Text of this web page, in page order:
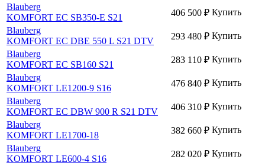
Blauberg
KOMFORT EC SB350-E S21
406 500 ₽ Купить
Blauberg
KOMFORT EC DBE 550 L S21 DTV
293 480 ₽ Купить
Blauberg
KOMFORT EC SB160 S21
283 110 ₽ Купить
Blauberg
KOMFORT LE1200-9 S16
476 840 ₽ Купить
Blauberg
KOMFORT EC DBW 900 R S21 DTV
406 310 ₽ Купить
Blauberg
KOMFORT LE1700-18
382 660 ₽ Купить
Blauberg
KOMFORT LE600-4 S16
282 020 ₽ Купить